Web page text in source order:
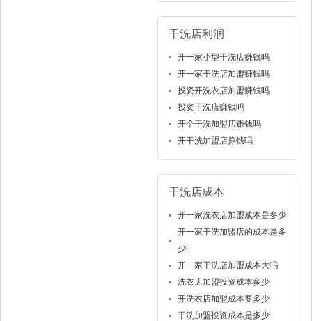
干洗店利润
开一家小型干洗店赚钱吗
开一家干洗店加盟赚钱吗
投资开洗衣店加盟赚钱吗
投资干洗店赚钱吗
开个干洗加盟店赚钱吗
开干洗加盟店挣钱吗
干洗店成本
开一家洗衣店加盟成本是多少
开一家干洗加盟店的成本是多
少
开一家干洗店加盟成本大吗
洗衣店加盟投资成本多少
开洗衣店加盟成本要多少
干洗加盟投资成本是多少